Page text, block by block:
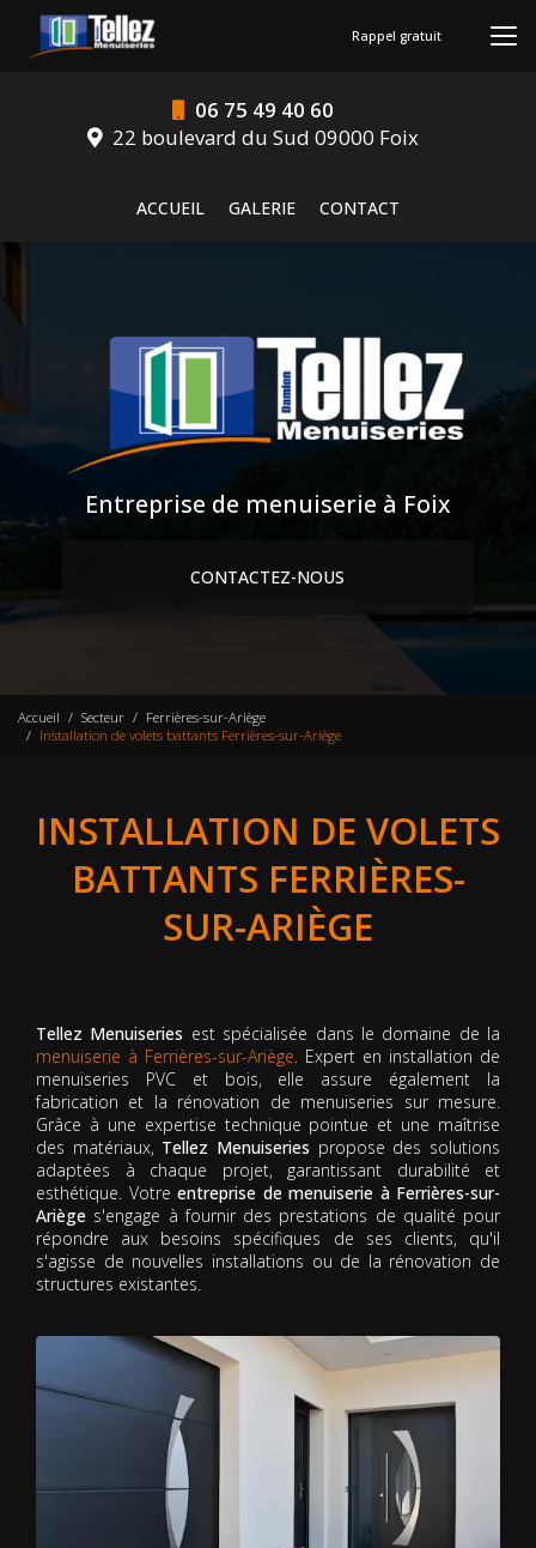
contenu
06 75 49 40 60
22 boulevard du Sud 09000 Foix
ACCUEIL
GALERIE CONTACT
Rappel gratuit
Entreprise de menuiserie à Foix
CONTACTEZ-NOUS
Accueil Secteur
Ferrières-sur-Ariège
Installation de volets battants Ferrières-sur-Ariège
INSTALLATION DE VOLETS
BATTANTS FERRIÈRES-
SUR-ARIÈGE
Tellez Menuiseries est spécialisée dans le domaine de la
menuiserie à Ferrières-sur-Ariège. Expert en installation de
menuiseries PVC et bois, elle assure également la
fabrication et la rénovation de menuiseries sur mesure.
Grâce à une expertise technique pointue et une maîtrise
des matériaux, Tellez Menuiseries propose des solutions
adaptées à chaque projet, garantissant durabilité et
esthétique. Votre entreprise de menuiserie à Ferrières-sur-
Ariège s'engage à fournir des prestations de qualité pour
répondre aux besoins spécifiques de ses clients, qu'il
s'agisse de nouvelles installations ou de la rénovation de
structures existantes.